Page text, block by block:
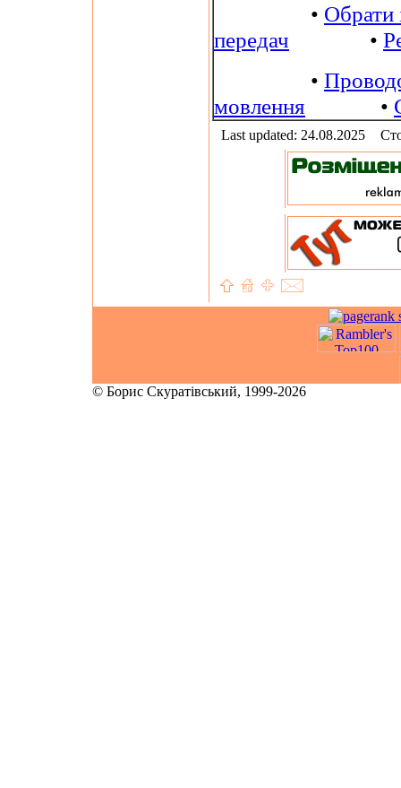
• Обрати
передач •
•
мовлення •
Last updated: 24.08.2025
© Борис Скуратівський, 1999-2026